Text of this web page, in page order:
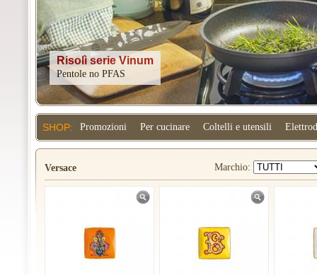
Kitchenaid
SHOP: Promozioni Per cucinare Coltelli e utensili
Versace Marchio: